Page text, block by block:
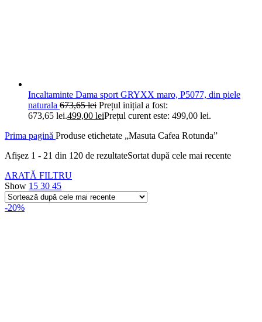
Incaltaminte Dama sport GRYXX maro, P5077, din piele
naturala 673,65lei Prețul inițial a fost:
673,65 lei.499,00 leiPrețul curent este: 499,00 lei.
Prima pagină Produse etichetate „Masuta Cafea Rotunda”
Afișez 1 - 21 din 120 de rezultateSortat după cele mai recente
ARATĂ FILTRU
Show 15 30 45
-20%